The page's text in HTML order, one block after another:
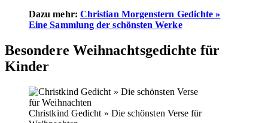
Dazu mehr: Christian Morgenstern Gedichte »
Eine Sammlung der schönsten Werke
Besondere Weihnachtsgedichte für
Kinder
Christkind Gedicht » Die schönsten Verse für